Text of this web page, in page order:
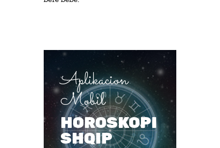
Aplikacion
Mobil
HOROSKOPI
SHQIP